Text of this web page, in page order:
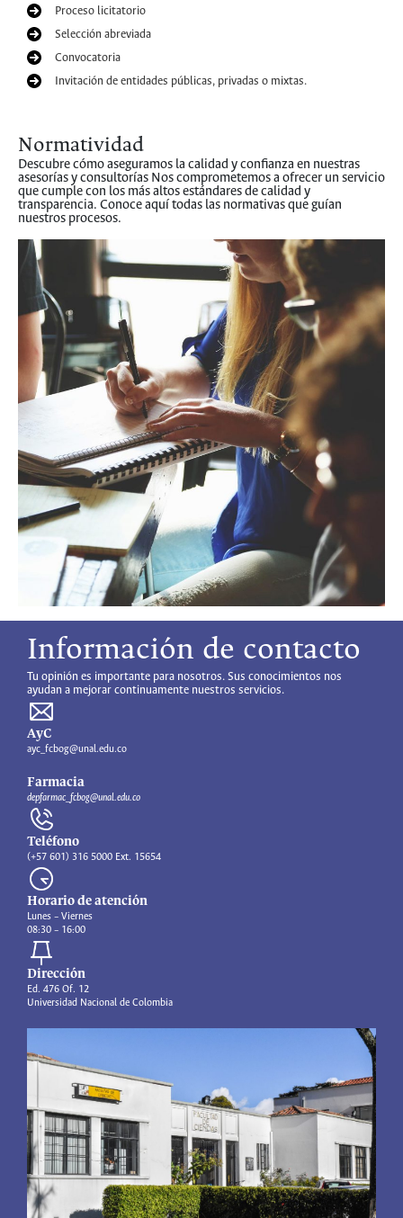
Proceso licitatorio
Selección abreviada
Convocatoria
Invitación de entidades públicas, privadas o mixtas.
Normatividad
Descubre cómo aseguramos la calidad y confianza en nuestras
asesorías y consultorías Nos comprometemos a ofrecer un servicio
que cumple con los más altos estándares de calidad y
transparencia. Conoce aquí todas las normativas que guían
nuestros procesos.
Información de contacto
Tu opinión es importante para nosotros. Sus conocimientos nos
ayudan a mejorar continuamente nuestros servicios.
AyC
ayc_fcbog@unal.edu.co
Farmacia
depfarmac_fcbog@unal.edu.co
Teléfono
(+57 601) 316 5000 Ext. 15654
Horario de atención
Lunes – Viernes
08:30 – 16:00
Dirección
Ed. 476 Of. 12
Universidad Nacional de Colombia